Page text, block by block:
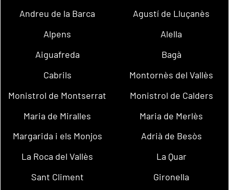
Andreu de la Barca
Agustí de Lluçanès
Alpens
Alella
Aiguafreda
Bagà
Cabrils
Montornès del Vallès
Monistrol de Montserrat
Monistrol de Calders
Maria de Miralles
Maria de Merlès
Margarida i els Monjos
Adrià de Besòs
La Roca del Vallès
La Quar
Sant Climent
Gironella